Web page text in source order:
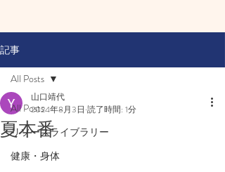
記事
All Posts
リソースライブラリー
健康・身体
All Posts
夏本番
山口靖代
2024年8月3日 読了時間: 1分